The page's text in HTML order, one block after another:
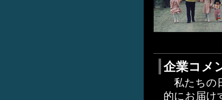
企業コメ
私たちの
的にお届け